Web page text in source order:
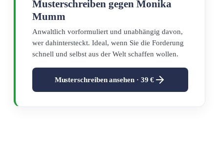
Musterschreiben gegen Monika
Mumm
Anwaltlich vorformuliert und unabhängig davon,
wer dahintersteckt. Ideal, wenn Sie die Forderung
schnell und selbst aus der Welt schaffen wollen.
Musterschreiben ansehen · 39 €